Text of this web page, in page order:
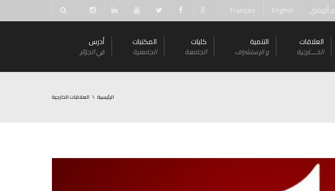
م.ألومني English
Français
العلاقات
الخــــارجية
التنمية
و اﻹستشراف
كليات
الجامعة
المكتبات
الجامعية
أدرس
في الجزائر
الرئيسية العلاقات الخارجية